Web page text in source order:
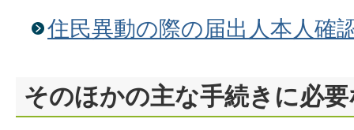
住民異動の際の届出人本人確
そのほかの主な手続きに必